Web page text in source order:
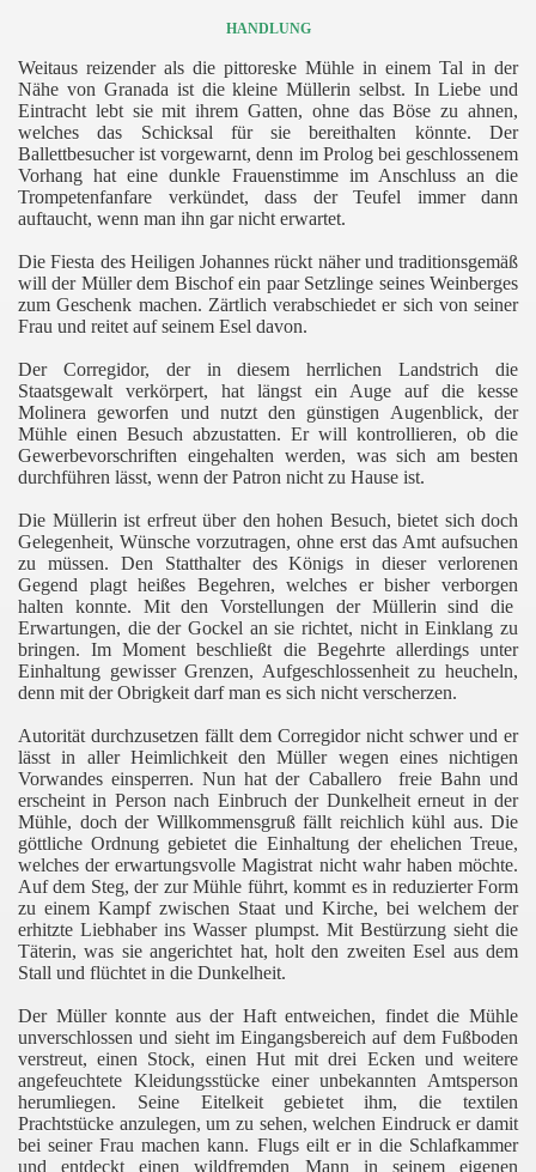
HANDLUNG
Weitaus reizender als die pittoreske Mühle in einem Tal in der
Nähe von Granada ist die kleine Müllerin selbst. In Liebe und
Eintracht lebt sie mit ihrem Gatten, ohne das Böse zu ahnen,
welches das Schicksal für sie bereithalten könnte. Der
Ballettbesucher ist vorgewarnt, denn im Prolog bei geschlossenem
Vorhang hat eine dunkle Frauenstimme im Anschluss an die
Trompetenfanfare verkündet, dass der Teufel immer dann
auftaucht, wenn man ihn gar nicht erwartet.
Die Fiesta des Heiligen Johannes rückt näher und traditionsgemäß
will der Müller dem Bischof ein paar Setzlinge seines Weinberges
zum Geschenk machen. Zärtlich verabschiedet er sich von seiner
Frau und reitet auf seinem Esel davon.
Der Corregidor, der in diesem herrlichen Landstrich die
Staatsgewalt verkörpert, hat längst ein Auge auf die kesse
Molinera geworfen und nutzt den günstigen Augenblick, der
Mühle einen Besuch abzustatten. Er will kontrollieren, ob die
Gewerbevorschriften eingehalten werden, was sich am besten
durchführen lässt, wenn der Patron nicht zu Hause ist.
Die Müllerin ist erfreut über den hohen Besuch, bietet sich doch
Gelegenheit, Wünsche vorzutragen, ohne erst das Amt aufsuchen
zu müssen. Den Statthalter des Königs in dieser verlorenen
Gegend plagt heißes Begehren, welches er bisher verborgen
halten konnte. Mit den Vorstellungen der Müllerin sind die
Erwartungen, die der Gockel an sie richtet, nicht in Einklang zu
bringen. Im Moment beschließt die Begehrte allerdings unter
Einhaltung gewisser Grenzen, Aufgeschlossenheit zu heucheln,
denn mit der Obrigkeit darf man es sich nicht verscherzen.
Autorität durchzusetzen fällt dem Corregidor nicht schwer und er
lässt in aller Heimlichkeit den Müller wegen eines nichtigen
Vorwandes einsperren. Nun hat der Caballero
freie Bahn und
erscheint in Person nach Einbruch der Dunkelheit erneut in der
Mühle, doch der Willkommensgruß fällt reichlich kühl aus. Die
göttliche Ordnung gebietet die Einhaltung der ehelichen Treue,
welches der erwartungsvolle Magistrat nicht wahr haben möchte.
Auf dem Steg, der zur Mühle führt, kommt es in reduzierter Form
zu einem Kampf zwischen Staat und Kirche, bei welchem der
erhitzte Liebhaber ins Wasser plumpst. Mit Bestürzung sieht die
Täterin, was sie angerichtet hat, holt den zweiten Esel aus dem
Stall und flüchtet in die Dunkelheit.
Der Müller konnte aus der Haft entweichen, findet die Mühle
unverschlossen und sieht im Eingangsbereich auf dem Fußboden
verstreut, einen Stock, einen Hut mit drei Ecken und weitere
angefeuchtete Kleidungsstücke einer unbekannten Amtsperson
herumliegen. Seine Eitelkeit gebietet ihm, die textilen
Prachtstücke anzulegen, um zu sehen, welchen Eindruck er damit
bei seiner Frau machen kann. Flugs eilt er in die Schlafkammer
und entdeckt einen wildfremden Mann in seinem eigenen